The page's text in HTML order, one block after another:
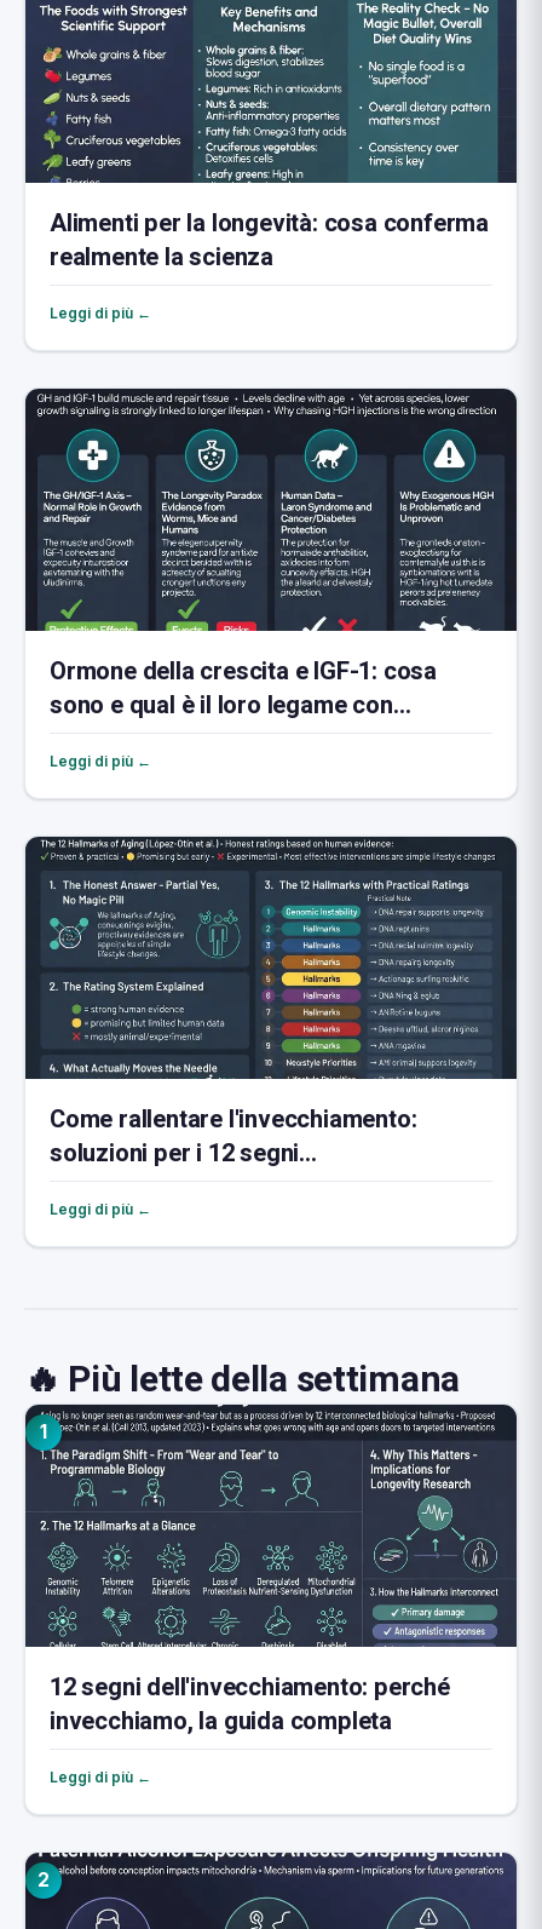
Alimenti per la longevità: cosa conferma
realmente la scienza
Leggi di più ←
Ormone della crescita e IGF-1: cosa
sono e qual è il loro legame con
l'invecchiamento
Leggi di più ←
Come rallentare l'invecchiamento:
soluzioni per i 12 segni
dell'invecchiamento
Leggi di più ←
🔥 Più lette della settimana
1
12 segni dell'invecchiamento: perché
invecchiamo, la guida completa
Leggi di più ←
2